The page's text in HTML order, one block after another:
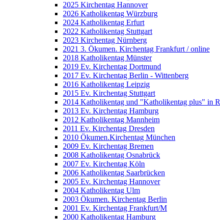
2025 Kirchentag Hannover
2026 Katholikentag Würzburg
2024 Katholikentag Erfurt
2022 Katholikentag Stuttgart
2023 Kirchentag Nürnberg
2021 3. Ökumen. Kirchentag Frankfurt / online
2018 Katholikentag Münster
2019 Ev. Kirchentag Dortmund
2017 Ev. Kirchentag Berlin - Wittenberg
2016 Katholikentag Leipzig
2015 Ev. Kirchentag Stuttgart
2014 Katholikentag und "Katholikentag plus" in
2013 Ev. Kirchentag Hamburg
2012 Katholikentag Mannheim
2011 Ev. Kirchentag Dresden
2010 Ökumen.Kirchentag München
2009 Ev. Kirchentag Bremen
2008 Katholikentag Osnabrück
2007 Ev. Kirchentag Köln
2006 Katholikentag Saarbrücken
2005 Ev. Kirchentag Hannover
2004 Katholikentag Ulm
2003 Ökumen. Kirchentag Berlin
2001 Ev. Kirchentag Frankfurt/M
2000 Katholikentag Hamburg